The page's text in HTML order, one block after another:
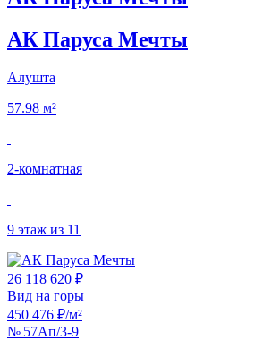
АК Паруса Мечты
Алушта
57.98 м²
2‑комнатная
9 этаж из 11
26 118 620 ₽
Вид на горы
450 476 ₽/м²
№ 57Ап/3-9